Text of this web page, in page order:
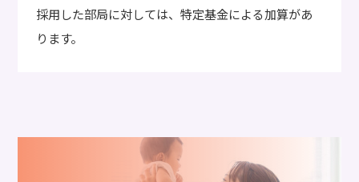
採用した部局に対しては、特定基金による加算があ
ります。